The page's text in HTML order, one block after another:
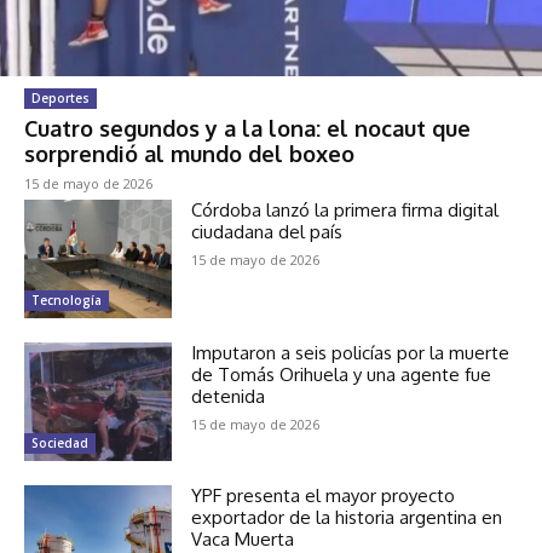
Deportes
Cuatro segundos y a la lona: el nocaut que
sorprendió al mundo del boxeo
15 de mayo de 2026
Tecnología
Córdoba lanzó la primera firma digital
ciudadana del país
15 de mayo de 2026
Sociedad
Imputaron a seis policías por la muerte
de Tomás Orihuela y una agente fue
detenida
15 de mayo de 2026
YPF presenta el mayor proyecto
exportador de la historia argentina en
Vaca Muerta